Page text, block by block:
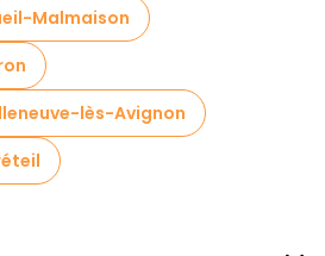
Malmaison
lès-Avignon